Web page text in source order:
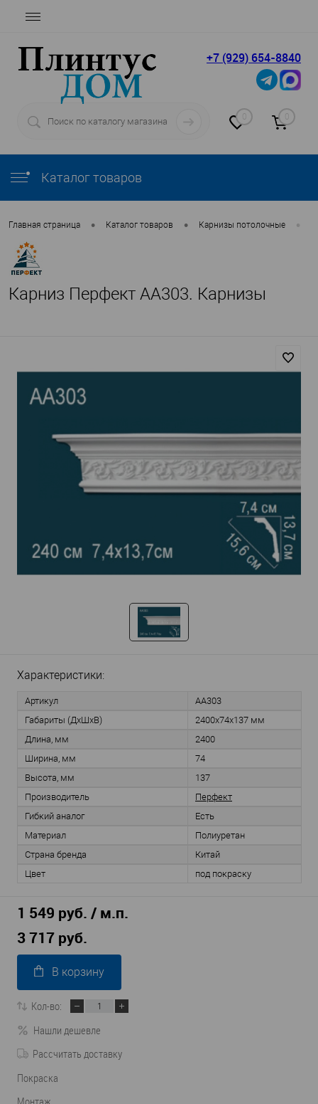
+7 (929) 654-8840
0 0
Каталог товаров
Главная страница • Каталог товаров • Карнизы потолочные •
Карниз Перфект AA303. Карнизы
Характеристики:
Артикул
AA303
Габариты (ДхШхВ)
2400х74х137 мм
Длина, мм
2400
Ширина, мм
74
Высота, мм
137
Производитель
Перфект
Гибкий аналог
Есть
Материал
Полиуретан
Страна бренда
Китай
Цвет
под покраску
1 549 руб. / м.п.
3 717 руб.
В корзину
Кол-во:
Нашли дешевле
Рассчитать доставку
Покраска